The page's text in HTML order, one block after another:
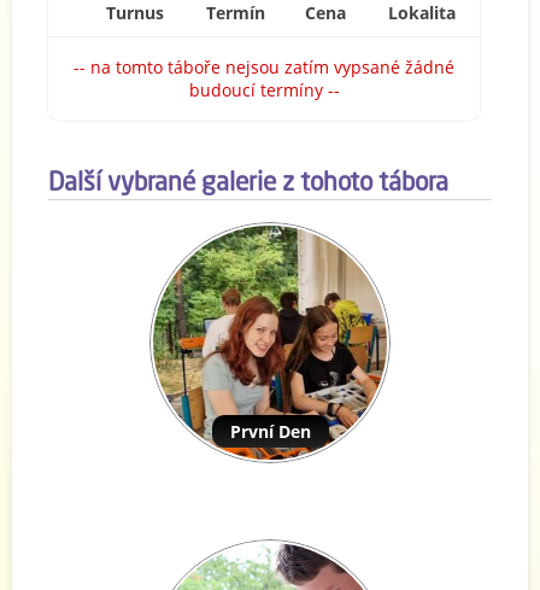
Turnus Termín Cena Lokalita
-- na tomto táboře nejsou zatím vypsané žádné
budoucí termíny --
Další vybrané galerie z tohoto tábora
První Den